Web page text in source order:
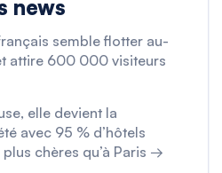
news
semble flotter au-
attire 600 000 visiteurs
elle devient la
avec 95 % d’hôtels
chères qu’à Paris →